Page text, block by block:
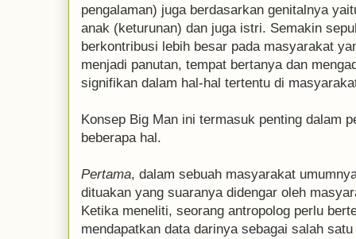
pengalaman) juga berdasarkan genitalnya
anak (keturunan) dan juga istri. Semakin
berkontribusi lebih besar pada masyarakat
menjadi panutan, tempat bertanya dan
signifikan dalam hal-hal tertentu di
Konsep Big Man ini termasuk penting dalam
beberapa hal.
Pertama, dalam sebuah masyarakat
dituakan yang suaranya didengar oleh
Ketika meneliti, seorang antropolog perlu
mendapatkan data darinya sebagai salah